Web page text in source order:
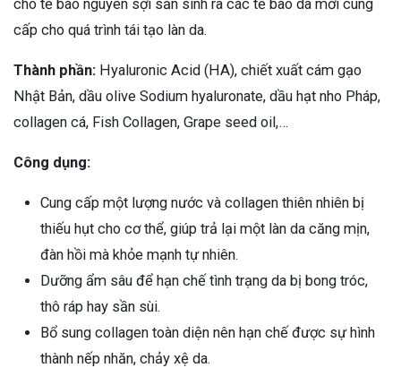
cho tế bào nguyên sợi sản sinh ra các tế bào da mới cung
cấp cho quá trình tái tạo làn da.
Thành phần: Hyaluronic Acid (HA), chiết xuất cám gạo
Nhật Bản, dầu olive Sodium hyaluronate, dầu hạt nho Pháp,
collagen cá, Fish Collagen, Grape seed oil,…
Công dụng:
Cung cấp một lượng nước và collagen thiên nhiên bị
thiếu hụt cho cơ thể, giúp trả lại một làn da căng mịn,
đàn hồi mà khỏe mạnh tự nhiên.
Dưỡng ẩm sâu để hạn chế tình trạng da bị bong tróc,
thô ráp hay sần sùi.
Bổ sung collagen toàn diện nên hạn chế được sự hình
thành nếp nhăn, chảy xệ da.